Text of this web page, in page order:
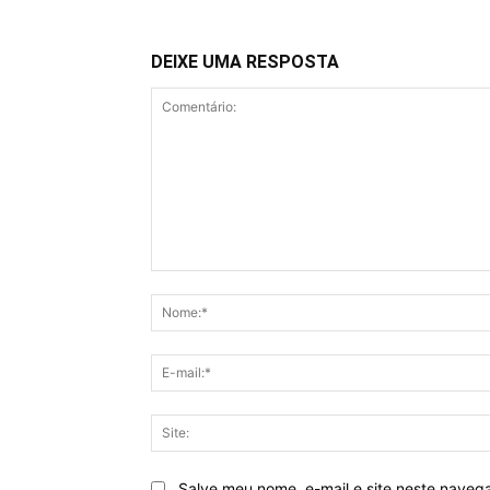
DEIXE UMA RESPOSTA